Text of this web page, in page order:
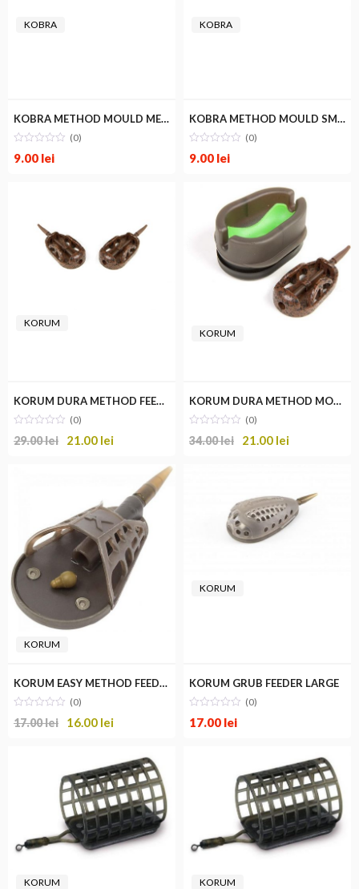
KOBRA
KOBRA METHOD MOULD MEDIU
(0)
9.00 lei
KOBRA
KOBRA METHOD MOULD SMALL
(0)
9.00 lei
KORUM
KORUM DURA METHOD FEEDER
(0)
29.00lei 21.00 lei
KORUM
KORUM DURA METHOD MOULD SET
(0)
34.00lei 21.00 lei
KORUM
KORUM EASY METHOD FEEDER
(0)
17.00lei 16.00 lei
KORUM
KORUM GRUB FEEDER LARGE
(0)
17.00 lei
KORUM KORUM